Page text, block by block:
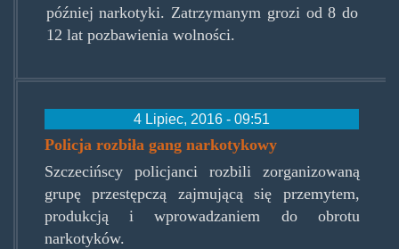
później narkotyki. Zatrzymanym grozi od 8 do
12 lat pozbawienia wolności.
4 Lipiec, 2016 - 09:51
Policja rozbiła gang narkotykowy
Szczecińscy policjanci rozbili zorganizowaną
grupę przestępczą zajmującą się przemytem,
produkcją i wprowadzaniem do obrotu
narkotyków.